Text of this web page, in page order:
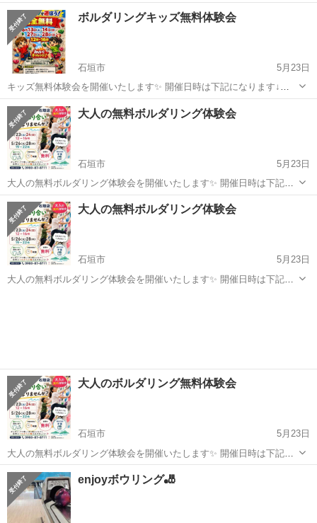
5/30(土)、31(日)12:00〜16:00 6/13(土)、14(日)、27(土)、28(日)12:00〜
16:00 持ち物は動きやすい服装と上履き...
沖縄 石垣市 スポーツ 体験会
ボルダリングキッズ無料体験会
石垣市
5月23日
キッズ無料体験会を開催いたします✨ 開催日時は下記になります↓
5/30(土)、31(日)12:00〜16:00 6/13(土)、14(日)、27(土)、28(日)12:00〜
16:00 持ち物は動きやすい服装と上履き...
沖縄 石垣市 スポーツ 体験会
大人の無料ボルダリング体験会
石垣市
5月23日
大人の無料ボルダリング体験会を開催いたします✨ 開催日時は下記に
なります↓ 5/23(土)、24(日)12:00〜16:00 5/26(火)、28(木)19:00〜22:00
持ち物は動きやすい服装とレンタルシューズをご...
沖縄 石垣市 スポーツ ボルダリング
大人の無料ボルダリング体験会
石垣市
5月23日
大人の無料ボルダリング体験会を開催いたします✨ 開催日時は下記に
大人のボルダリング無料体験会
石垣市
5月23日
大人の無料ボルダリング体験会を開催いたします✨ 開催日時は下記に
なります↓ 5/23(土)、24(日)12:00〜16:00 5/26(火)、28(木)19:00〜22:00
持ち物は動きやすい服装とレンタルシューズをご...
沖縄 石垣市 スポーツ ボルダリング
enjoyボウリング🎳